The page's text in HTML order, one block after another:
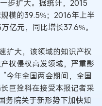
步扩大。据统计，2015
模的39.5%；2016年上半
亿元，同比增长37.6%。
大，该领域的知识产权
权侵权高发领域，严重影
今年全国两会期间，全国
巨拴科在接受本报记者采
务院关于新形势下加快知